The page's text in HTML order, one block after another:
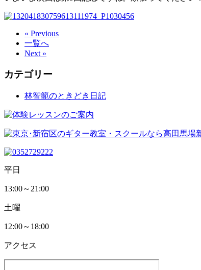
« Previous
一覧へ
Next »
カテゴリー
林智範のときどき日記
平日
13:00～21:00
土曜
12:00～18:00
アクセス